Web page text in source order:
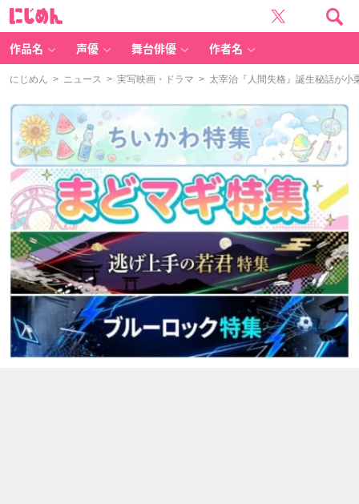
作品名 声優 舞台俳優 作者名
にじめん > ニュース > 実写映画・ドラマ > 太宰治『人間失格』誕生秘話が小